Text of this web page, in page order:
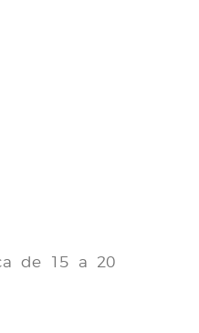
de 15 a 20